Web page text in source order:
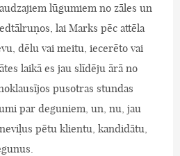
lūgumiem no zāles un
lai Marks pēc attēla
dēlu vai meitu, iecerēto vai
laikā es jau slīdēju ārā no
pusotras stundas
par deguniem, un, nu, jau
pētu klientu, kandidātu,